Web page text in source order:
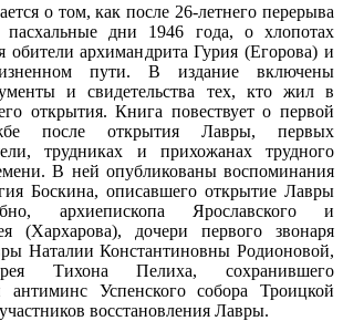
о том, как после 26-летнего перерыва
дни 1946 года, о хлопотах
обители архимандрита Гурия (Егорова) и
пути. В издание включены
и свидетельства тех, кто жил в
открытия. Книга повествует о первой
после открытия Лавры, первых
трудниках и прихожанах трудного
В ней опубликованы воспоминания
Боскина, описавшего открытие Лавры
архиепископа Ярославского и
(Хархарова), дочери первого звонаря
Наталии Константиновны Родионовой,
Тихона Пелиха, сохранившего
антиминс Успенского собора Троицкой
восстановления Лавры.